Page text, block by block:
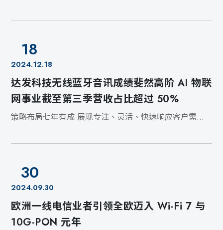
18
2024.12.18
达发科技无线蓝牙音讯成绩斐然高阶 AI 物联
网事业截至第三季营收占比超过 50%
策略布局七年有成 展现专注、灵活、快速响应客户需求
30
2024.09.30
欧洲一线电信业者引领全欧迈入 Wi-Fi 7 与
10G-PON 元年